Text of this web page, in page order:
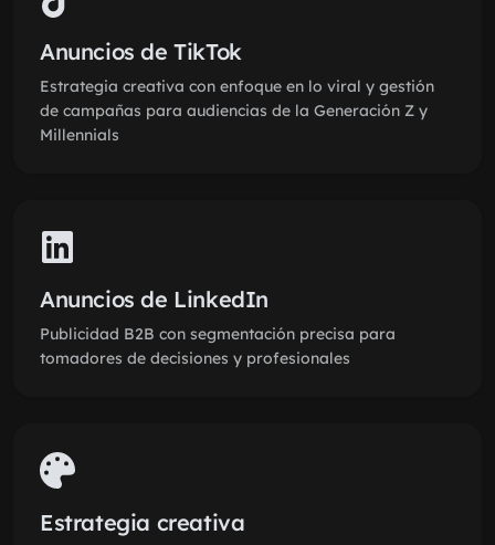
Anuncios de TikTok
Estrategia creativa con enfoque en lo viral y gestión
de campañas para audiencias de la Generación Z y
Millennials
Anuncios de LinkedIn
Publicidad B2B con segmentación precisa para
tomadores de decisiones y profesionales
Estrategia creativa